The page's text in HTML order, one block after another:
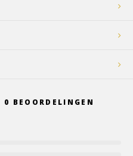
0 BEOORDELINGEN